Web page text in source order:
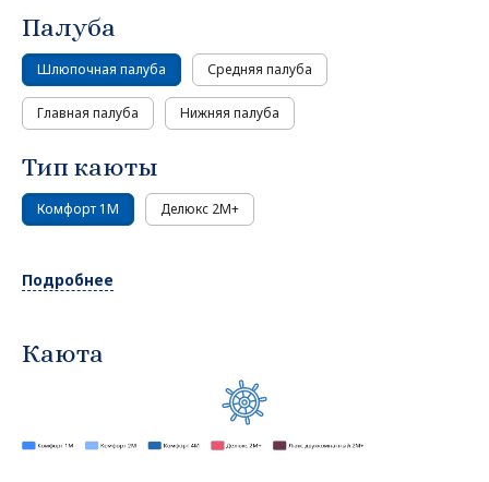
Палуба
Шлюпочная палуба Средняя палуба
Главная палуба Нижняя палуба
Тип каюты
Комфорт 1M Делюкс 2М+
Подробнее
Каюта